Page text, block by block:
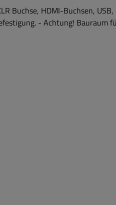
Buchse, HDMI-Buchsen,
- Achtung! Bauraum